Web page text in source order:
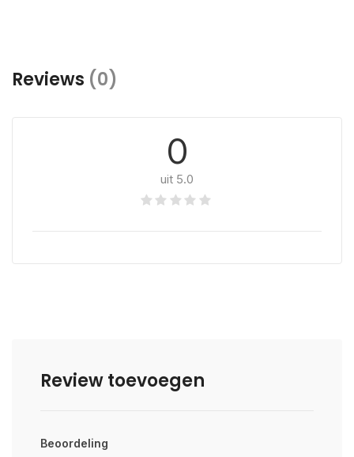
Reviews (0)
0
uit 5.0
Review toevoegen
Beoordeling